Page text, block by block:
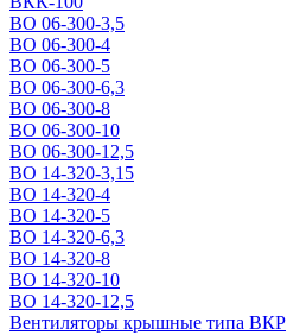
ВО 06-300-3,5
ВО 06-300-4
ВО 06-300-5
ВО 06-300-6,3
ВО 06-300-8
ВО 06-300-10
ВО 06-300-12,5
ВО 14-320-3,15
ВО 14-320-4
ВО 14-320-5
ВО 14-320-6,3
ВО 14-320-8
ВО 14-320-10
ВО 14-320-12,5
Вентиляторы крышные типа ВКР